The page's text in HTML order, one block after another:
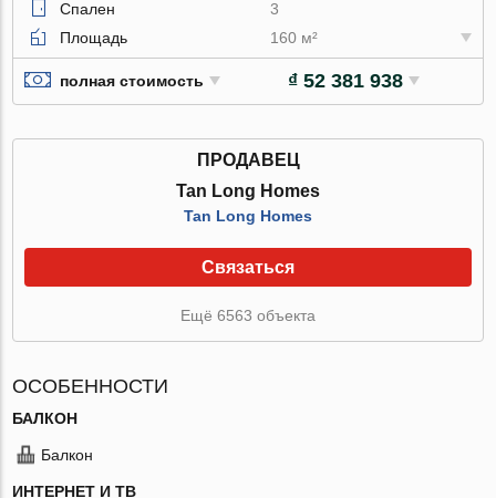
Спален
3
Площадь
160 м²
полная стоимость ₫ 52 381 938
ПРОДАВЕЦ
Tan Long Homes
Tan Long Homes
Связаться
Ещё 6563 объекта
ОСОБЕННОСТИ
БАЛКОН
Балкон
ИНТЕРНЕТ И ТВ